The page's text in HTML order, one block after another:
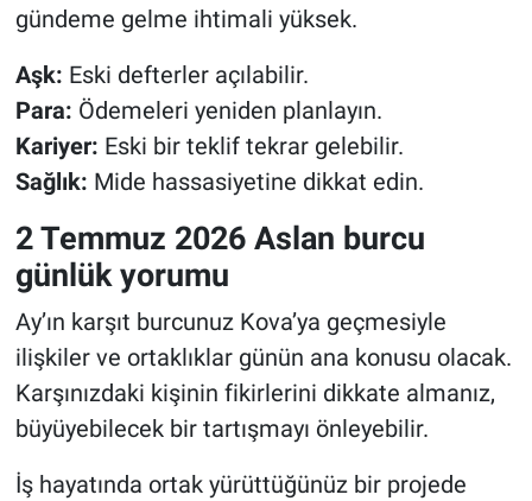
gündeme gelme ihtimali yüksek.
Aşk: Eski defterler açılabilir.
Para: Ödemeleri yeniden planlayın.
Kariyer: Eski bir teklif tekrar gelebilir.
Sağlık: Mide hassasiyetine dikkat edin.
2 Temmuz 2026 Aslan burcu
günlük yorumu
Ay’ın karşıt burcunuz Kova’ya geçmesiyle
ilişkiler ve ortaklıklar günün ana konusu olacak.
Karşınızdaki kişinin fikirlerini dikkate almanız,
büyüyebilecek bir tartışmayı önleyebilir.
İş hayatında ortak yürüttüğünüz bir projede